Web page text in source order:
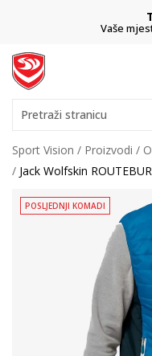
Vaše
Pretraži stranicu
Sport Vision Proizvodi
Jack Wolfskin
POSLJEDNJI KOMADI